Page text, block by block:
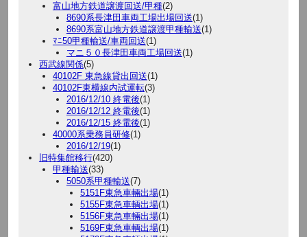
富山地方鉄道譲渡回送/甲種(2)
8690系長津田車両工場出場回送(1)
8690系富山地方鉄道譲渡甲種輸送(1)
ﾏﾆ50甲種輸送/車両回送(1)
マニ５０長津田車両工場回送(1)
西武線関係(5)
40102F 東急線貸出回送(1)
40102F東横線内試運転(3)
2016/12/10 終電後(1)
2016/12/12 終電後(1)
2016/12/15 終電後(1)
40000系乗務員研修(1)
2016/12/19(1)
旧特集館移行(420)
甲種輸送(33)
5050系甲種輸送(7)
5151F東急車輛出場(1)
5155F東急車輌出場(1)
5156F東急車輛出場(1)
5169F東急車輌出場(1)